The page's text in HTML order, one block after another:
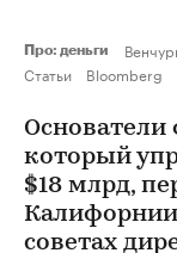
Про: деньги
Статьи
Bloomberg
Основатели
который
$18 млрд,
Калифорнии
советах